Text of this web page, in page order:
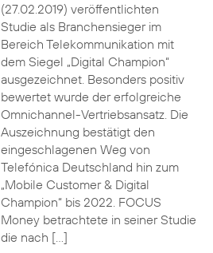
(27.02.2019) veröffentlichten
Studie als Branchensieger im
Bereich Telekommunikation mit
dem Siegel „Digital Champion“
ausgezeichnet. Besonders positiv
bewertet wurde der erfolgreiche
Omnichannel-Vertriebsansatz. Die
Auszeichnung bestätigt den
eingeschlagenen Weg von
Telefónica Deutschland hin zum
„Mobile Customer & Digital
Champion“ bis 2022. FOCUS
Money betrachtete in seiner Studie
die nach […]